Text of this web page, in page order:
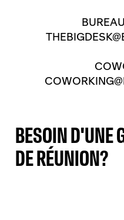
BESOIN D'UNE
DE RÉUNION?